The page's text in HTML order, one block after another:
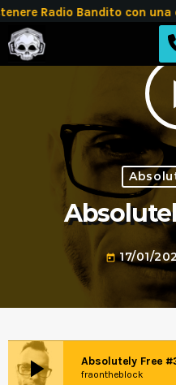
Radio Bandito con
today 17/01/
play_arrow Absolutely Free
fraontheblock